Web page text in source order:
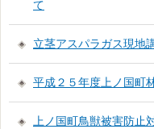
て
立茎アスパラガス現地
平成２５年度上ノ国町
上ノ国町鳥獣被害防止